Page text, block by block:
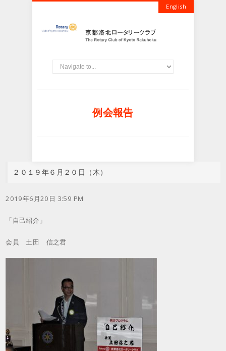
English
例会報告
２０１９年６月２０日（木）
2019年6月20日 3:59 PM
「自己紹介」
会員 土田 信之君